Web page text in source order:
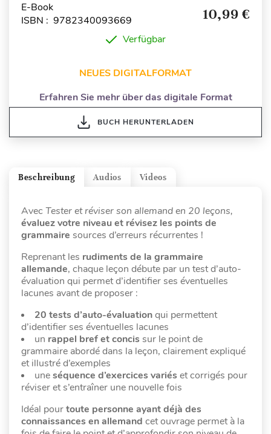
E-Book
ISBN : 9782340093669
10,99 €
Verfügbar
NEUES DIGITALFORMAT
Erfahren Sie mehr über das digitale Format
BUCH HERUNTERLADEN
Videos
Audios
Beschreibung
AvecTester et réviser son allemand en 20 leçons,
évaluez votre niveau et révisez les points de
grammaire sources d’erreurs récurrentes !
Reprenant les rudiments de la grammaire
allemande, chaque leçon débute par un test d’auto-
évaluation qui permet d’identifier ses éventuelles
lacunes avant de proposer :
20 tests d’auto-évaluationqui permettent
d’identifier ses éventuelles lacunes
un rappel bref et concis sur le point de
grammaire abordé dans la leçon, clairement expliqué
et illustré d’exemples
uneséquence d’exercices variés et corrigés pour
réviser et s’entraîner une nouvelle fois
Idéal pourtoute personne ayant déjà des
connaissances en allemand cet ouvrage permet à la